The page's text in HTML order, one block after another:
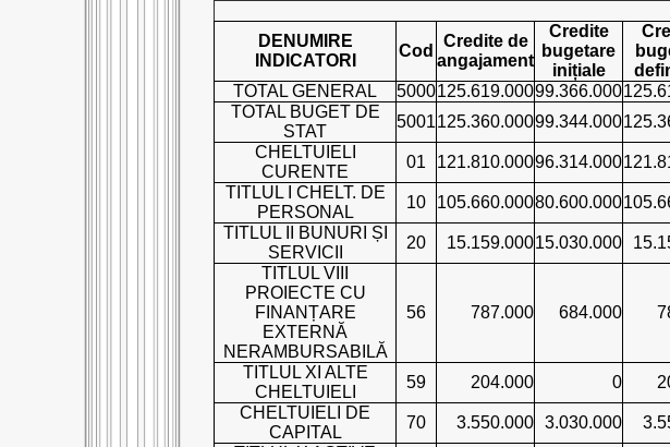
DENUMIRE
INDICATORI
Cod
Credite de
angajament
Credite
bugetare
inițiale
TOTAL GENERAL
5000125.619.00099.366.000
TOTAL BUGET DE
STAT
5001125.360.00099.344.000
CHELTUIELI
CURENTE
01 121.810.00096.314.000
TITLUL I CHELT. DE
PERSONAL
10 105.660.00080.600.000
TITLUL II BUNURI ȘI
SERVICII
20 15.159.00015.030.000
TITLUL VIII
PROIECTE CU
FINANȚARE
EXTERNĂ
NERAMBURSABILĂ
56 787.000 684.000
TITLUL XI ALTE
CHELTUIELI
59 204.000 0
CHELTUIELI DE
CAPITAL
70 3.550.000 3.030.000